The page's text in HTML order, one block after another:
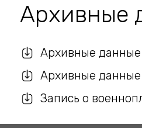
Архивные
Архивные данные
Архивные данные
Запись о